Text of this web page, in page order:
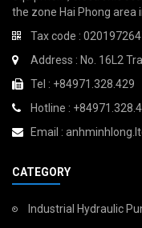
the zone Hai Phong area
Tax code :
Address : No. 16L2
Tel : +84971.328.429
Hotline :
Email :
CATEGORY
Industrial Hydraulic